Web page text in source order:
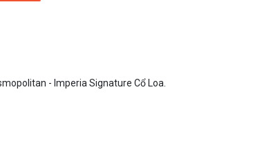
- Imperia Signature Cổ Loa.